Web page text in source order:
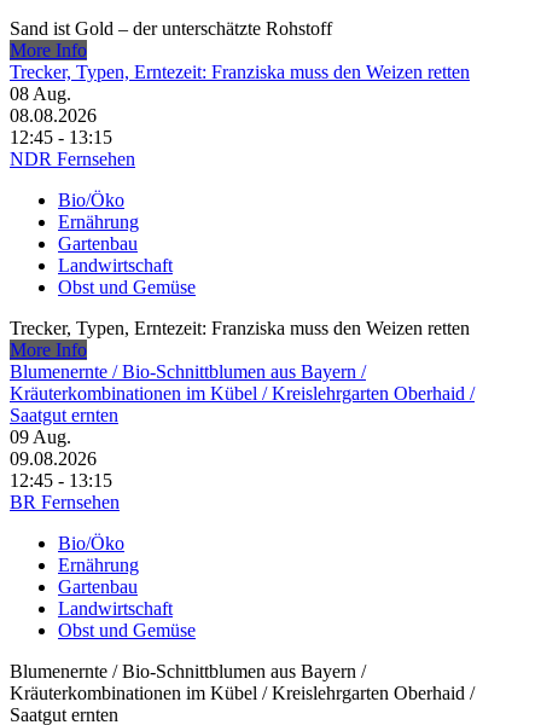
Sand ist Gold – der unterschätzte Rohstoff
More Info
Trecker, Typen, Erntezeit: Franziska muss den Weizen retten
08 Aug.
08.08.2026
12:45 - 13:15
NDR Fernsehen
Bio/Öko
Ernährung
Gartenbau
Landwirtschaft
Obst und Gemüse
Trecker, Typen, Erntezeit: Franziska muss den Weizen retten
More Info
Blumenernte /​ Bio-Schnittblumen aus Bayern /​
Kräuterkombinationen im Kübel /​ Kreislehrgarten Oberhaid /​
Saatgut ernten
09 Aug.
09.08.2026
12:45 - 13:15
BR Fernsehen
Bio/Öko
Ernährung
Gartenbau
Landwirtschaft
Obst und Gemüse
Blumenernte /​ Bio-Schnittblumen aus Bayern /​
Kräuterkombinationen im Kübel /​ Kreislehrgarten Oberhaid /​
Saatgut ernten